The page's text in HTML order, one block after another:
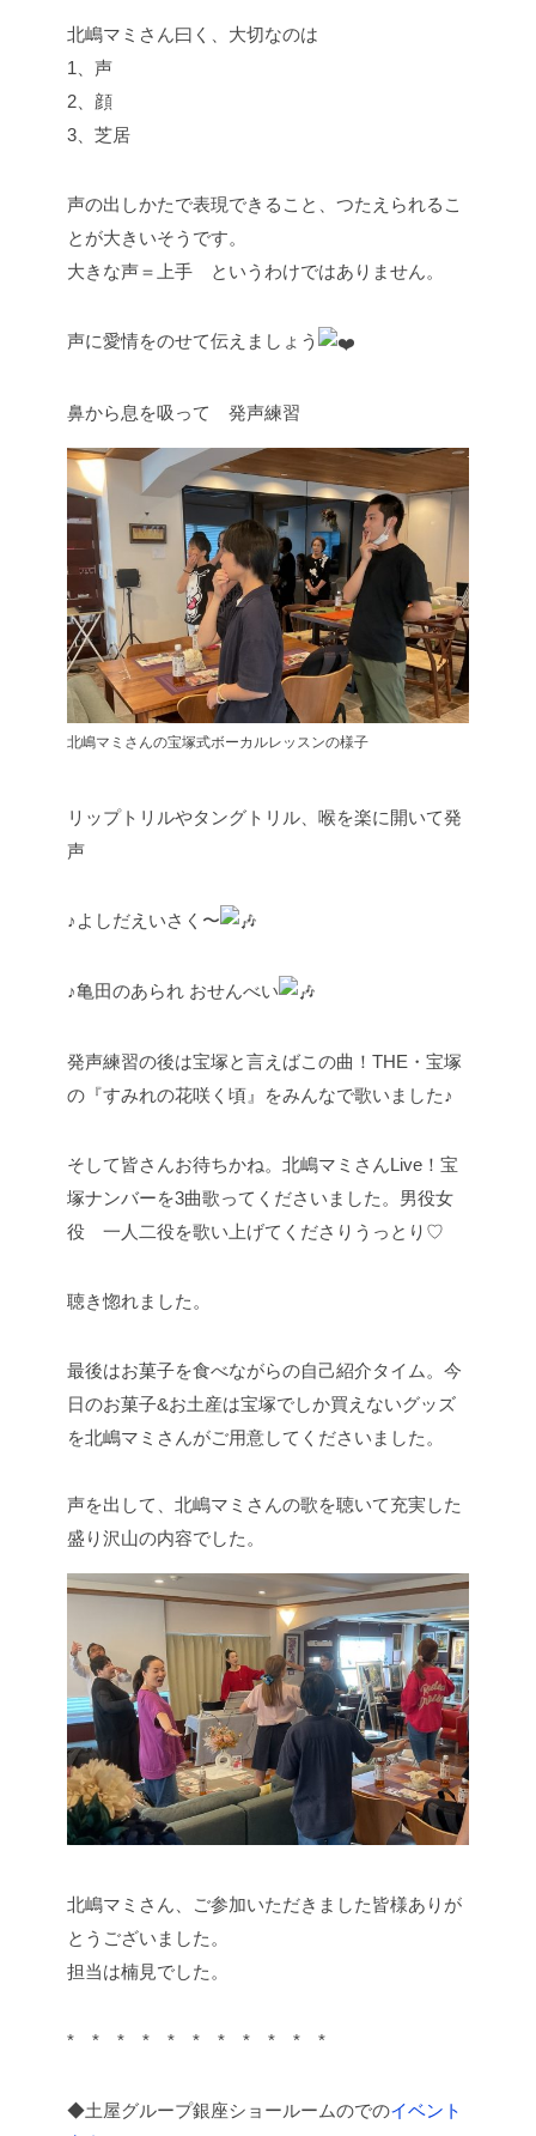
北嶋マミさん曰く、大切なのは
1、声
2、顔
3、芝居
声の出しかたで表現できること、つたえられるこ
とが大きいそうです。
大きな声＝上手 というわけではありません。
声に愛情をのせて伝えましょう
鼻から息を吸って 発声練習
北嶋マミさんの宝塚式ボーカルレッスンの様子
リップトリルやタングトリル、喉を楽に開いて発
声
♪よしだえいさく〜
♪亀田のあられ おせんべい
発声練習の後は宝塚と言えばこの曲！THE・宝塚
の『すみれの花咲く頃』をみんなで歌いました♪
そして皆さんお待ちかね。北嶋マミさんLive！宝
塚ナンバーを3曲歌ってくださいました。男役女
役 一人二役を歌い上げてくださりうっとり♡
聴き惚れました。
最後はお菓子を食べながらの自己紹介タイム。今
日のお菓子&お土産は宝塚でしか買えないグッズ
を北嶋マミさんがご用意してくださいました。
声を出して、北嶋マミさんの歌を聴いて充実した
盛り沢山の内容でした。
北嶋マミさん、ご参加いただきました皆様ありが
とうございました。
担当は楠見でした。
* * * * * * * * * * *
◆土屋グループ銀座ショールームのでのイベント